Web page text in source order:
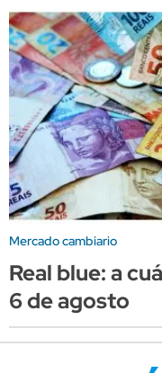
Mercado cambiario
Real blue: a
6 de agosto